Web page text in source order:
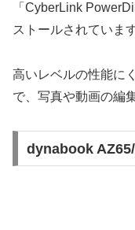
「CyberLink
ストールされています
高いレベルの性能に
で、写真や動画の編
dynabook